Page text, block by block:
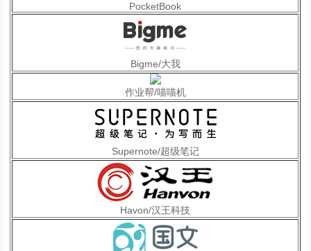
PocketBook
Bigme/大我
作业帮/喵喵机
Supernote/超级笔记
Havon/汉王科技